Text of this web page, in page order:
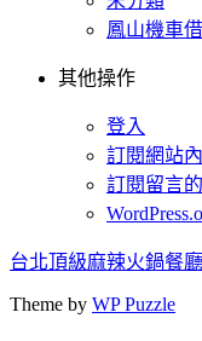
鳳山機車
其他操作
登入
訂閱網站
訂閱留言
台北頂級麻辣火鍋餐
Theme by WP Puzzle